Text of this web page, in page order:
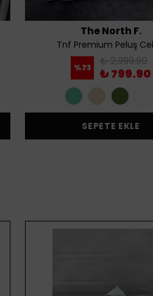
The North F.
Tnf Premium Peluş
%73 ₺ 2,999.90
₺ 799.90
SEPETE EKLE